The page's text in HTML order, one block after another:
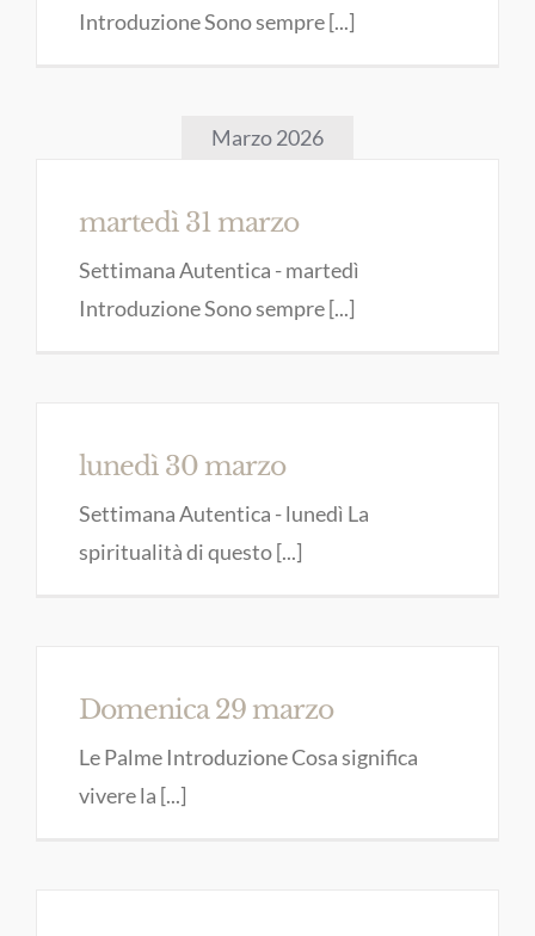
Introduzione Sono sempre [...]
Marzo 2026
martedì 31 marzo
Settimana Autentica - martedì
Introduzione Sono sempre [...]
lunedì 30 marzo
Settimana Autentica - lunedì La
spiritualità di questo [...]
Domenica 29 marzo
Le Palme Introduzione Cosa significa
vivere la [...]